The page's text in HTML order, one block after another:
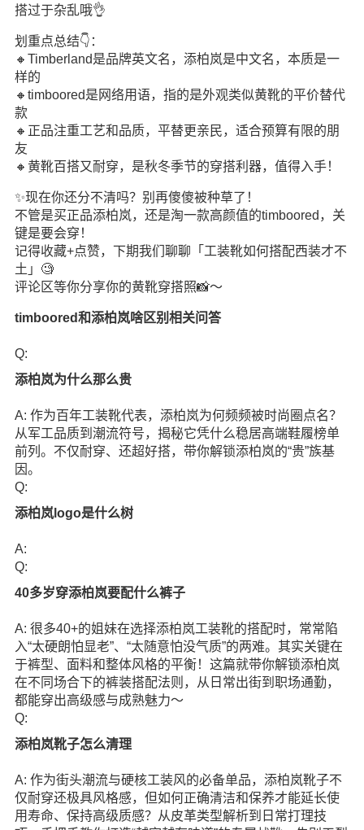
搭过于杂乱哦👌
划重点总结👇：
🔸Timberland是品牌英文名，添柏岚是中文名，本质是一
样的
🔸timboored是网络用语，指的是外观类似黄靴的平价替代
款
🔸正品注重工艺和品质，平替更亲民，适合预算有限的朋
友
🔸黄靴百搭又耐穿，是秋冬季节的穿搭利器，值得入手！
✨现在你还分不清吗？别再傻傻被种草了！
不管是买正品添柏岚，还是淘一款高颜值的timboored，关
键是要会穿！
记得收藏+点赞，下期我们聊聊「工装靴如何搭配西装才不
土」🧐
评论区等你分享你的黄靴穿搭照📸～
timboored和添柏岚啥区别相关问答
Q:
添柏岚为什么那么贵
A: 作为百年工装靴代表，添柏岚为何频频被时尚圈点名？
从军工品质到潮流符号，揭秘它凭什么稳居高端鞋履榜单
前列。不仅耐穿、还超好搭，带你解锁添柏岚的“贵”族基
因。
Q:
添柏岚logo是什么树
A:
Q:
40多岁穿添柏岚要配什么裤子
A: 很多40+的姐妹在选择添柏岚工装靴的搭配时，常常陷
入“太硬朗怕显老”、“太随意怕没气质”的两难。其实关键在
于裤型、面料和整体风格的平衡！这篇就带你解锁添柏岚
在不同场合下的裤装搭配法则，从日常出街到职场通勤，
都能穿出高级感与成熟魅力～
Q:
添柏岚靴子怎么清理
A: 作为街头潮流与硬核工装风的必备单品，添柏岚靴子不
仅耐穿还极具风格感，但如何正确清洁和保养才能延长使
用寿命、保持高级质感？从皮革类型解析到日常打理技